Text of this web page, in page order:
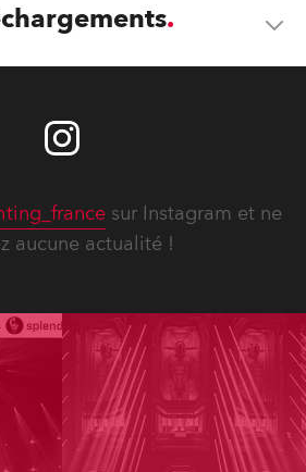
sur Instagram et ne
aucune actualité !